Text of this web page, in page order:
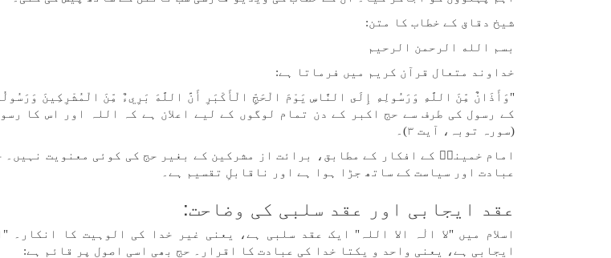
شیخ دقاق کے خطاب کا متن:
بسم الله الرحمن الرحیم
خداوند متعال قرآن کریم میں فرماتا ہے:
"وَأَذَانٌ مِّنَ اللَّهِ وَرَسُولِهِ إِلَى النَّاسِ يَوْمَ الْحَجِّ الْأَكْبَرِ أَنَّ اللَّهَ بَرِيءٌ مِّنَ الْمُشْرِكِينَ
کے رسول کی طرف سے حج اکبر کے دن تمام لوگوں کے لیے اعلان ہے کہ اللہ اور اس کا
(سورہ توبہ، آیت ۳)۔
امام خمینیؒ کے افکار کے مطابق، برائت از مشرکین کے بغیر حج کی کوئی معنویت نہیں۔
عبادت اور سیاست کے ساتھ جڑا ہوا ہے اور ناقابلِ تقسیم ہے۔
عقد ایجابی اور عقد سلبی کی وضاحت:
اسلام میں "لا الٰہ الا اللہ" ایک عقد سلبی ہے، یعنی غیر خدا کی الوہیت کا انکار۔
ایجابی ہے، یعنی واحد و یکتا خدا کی عبادت کا اقرار۔ حج بھی اسی اصول پر قائم ہے: